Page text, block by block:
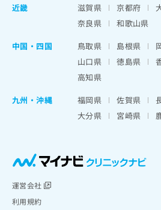
近畿
滋賀県 京都府
奈良県
和歌山県
中国・四国
鳥取県 島根県
山口県
徳島県
高知県
九州・沖縄
福岡県 佐賀県
大分県
宮崎県
運営会社
利用規約